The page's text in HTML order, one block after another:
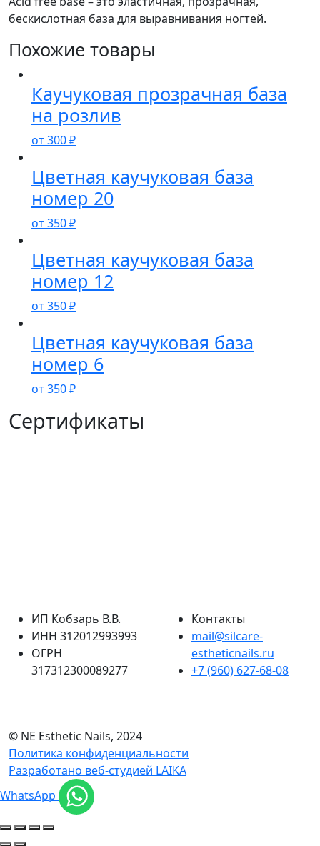
без
кислотная
в
круглой
баночки
кисти
бескислотная база для выравнивания ногтей.
Похожие товары
Каучуковая прозрачная база
на розлив
от300₽
Цветная каучуковая база
номер 20
от350₽
Цветная каучуковая база
номер 12
от350₽
Цветная каучуковая база
номер 6
от350₽
Сертификаты
ИП Кобзарь В.В.
ИНН 312012993993
ОГРН
317312300089277
Контакты
mail@silcare-
estheticnails.ru
+7 (960) 627-68-08
© NE Esthetic Nails, 2024
Политика конфиденциальности
Разработано веб-студией LAIKA
WhatsApp